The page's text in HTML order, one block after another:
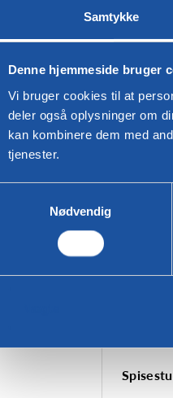
Samtykke
Denne hjemmeside bruger
Vi bruger cookies til at
deler også oplysninger om
kan kombinere dem med
tjenester.
Nødvendig